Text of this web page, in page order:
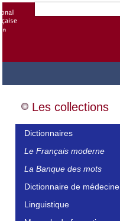
Les collections
Dictionnaires
Le Français moderne
La Banque des mots
Dictionnaire de médecine
Linguistique